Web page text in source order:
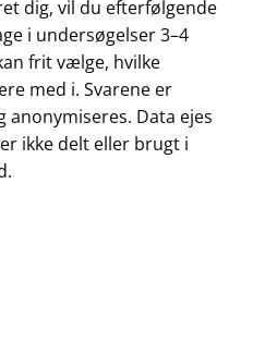
dig, vil du efterfølgende
i undersøgelser 3–4
frit vælge, hvilke
med i. Svarene er
Data ejes
ikke delt eller brugt i